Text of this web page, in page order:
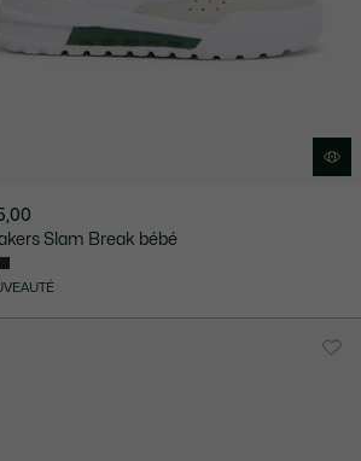
Slam Break bébé